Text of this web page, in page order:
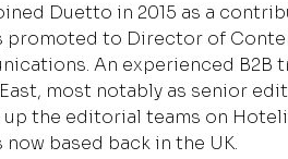
Duetto in 2015 as a
promoted to Director of
An experienced B2B
most notably as senior
up the editorial teams on
now based back in the UK.